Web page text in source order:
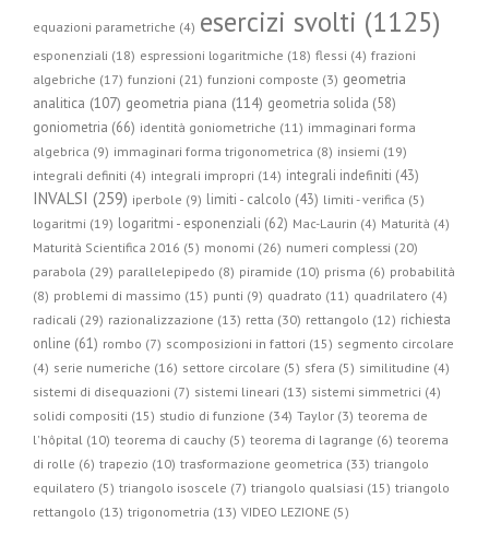
equazioni parametriche (4) esercizi svolti (1125)
esponenziali (18) espressioni logaritmiche (18) flessi (4) frazioni
algebriche (17) funzioni (21) funzioni composte (3) geometria
analitica (107) geometria piana (114) geometria solida (58)
goniometria (66) identità goniometriche (11) immaginari forma
algebrica (9) immaginari forma trigonometrica (8) insiemi (19)
integrali definiti (4) integrali impropri (14) integrali indefiniti (43)
INVALSI (259) iperbole (9) limiti - calcolo (43) limiti - verifica (5)
logaritmi (19) logaritmi - esponenziali (62) Mac-Laurin (4) Maturità (4)
Maturità Scientifica 2016 (5) monomi (26) numeri complessi (20)
parabola (29) parallelepipedo (8) piramide (10) prisma (6) probabilità
(8) problemi di massimo (15) punti (9) quadrato (11) quadrilatero (4)
radicali (29) razionalizzazione (13) retta (30) rettangolo (12) richiesta
online (61) rombo (7) scomposizioni in fattori (15) segmento circolare
(4) serie numeriche (16) settore circolare (5) sfera (5) similitudine (4)
sistemi di disequazioni (7) sistemi lineari (13) sistemi simmetrici (4)
solidi compositi (15) studio di funzione (34) Taylor (3) teorema de
l'hôpital (10) teorema di cauchy (5) teorema di lagrange (6) teorema
di rolle (6) trapezio (10) trasformazione geometrica (33) triangolo
equilatero (5) triangolo isoscele (7) triangolo qualsiasi (15) triangolo
rettangolo (13) trigonometria (13) VIDEO LEZIONE (5)